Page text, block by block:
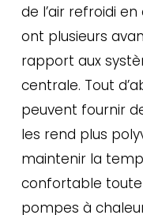
de l’air refroidi
ont plusieurs
rapport aux
centrale. Tout
peuvent fournir
les rend plus
maintenir la
confortable toute
pompes à